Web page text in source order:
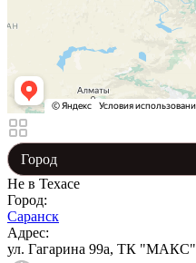
Город
Не в Техасе
Город:
Саранск
Адрес:
ул. Гагарина 99а, ТК "МАКС"